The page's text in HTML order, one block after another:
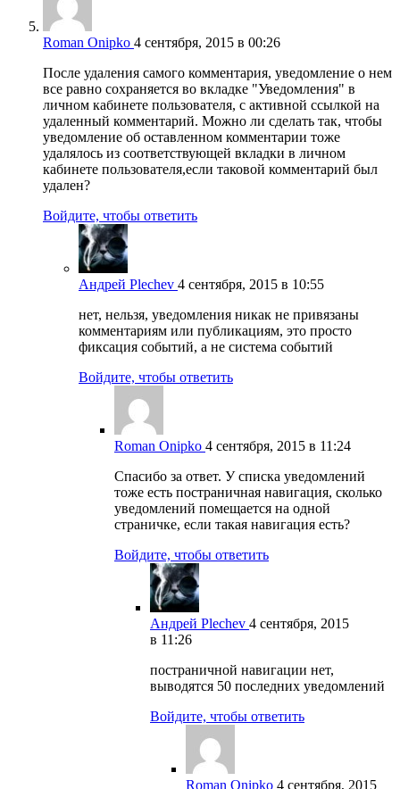
Roman Onipko 4 сентября, 2015 в 00:26
После удаления самого комментария, уведомление о нем
все равно сохраняется во вкладке "Уведомления" в
личном кабинете пользователя, с активной ссылкой на
удаленный комментарий. Можно ли сделать так, чтобы
уведомление об оставленном комментарии тоже
удалялось из соответствующей вкладки в личном
кабинете пользователя,если таковой комментарий был
удален?
Войдите, чтобы ответить
Андрей Plechev 4 сентября, 2015 в 10:55
нет, нельзя, уведомления никак не привязаны
комментариям или публикациям, это просто
фиксация событий, а не система событий
Войдите, чтобы ответить
Roman Onipko 4 сентября, 2015 в 11:24
Спасибо за ответ. У списка уведомлений
тоже есть постраничная навигация, сколько
уведомлений помещается на одной
страничке, если такая навигация есть?
Войдите, чтобы ответить
Андрей Plechev 4 сентября, 2015
в 11:26
постраничной навигации нет,
выводятся 50 последних уведомлений
Войдите, чтобы ответить
Roman Onipko 4 сентября, 2015